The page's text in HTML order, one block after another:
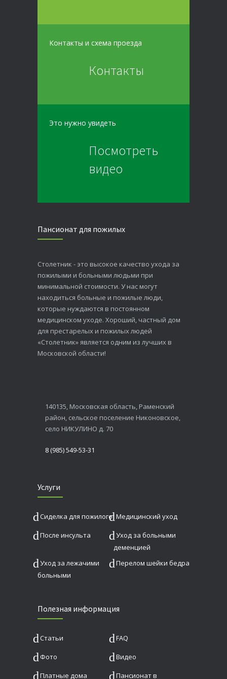
Контакты и схема проезда
Контакты
Это нужно увидеть
Посмотреть
видео
Пансионат для пожилых
Столетник - это высокое качество ухода за
пожилыми и больными людьми при
минимальной стоимости. У нас могут
находиться больные и пожилые люди,
которые нуждаются в постоянном
медицинском уходе. Хороший, частный дом
для престарелых и пожилых людей
«Столетник» является одним из лучших в
Московской области!
140135, Московская область, Раменский
район, сельское поселение Никоновское,
село НИКУЛИНО д. 70
8 (985) 549-53-31
Услуги
Сиделка для пожилого Медицинский уход
После инсульта
Уход за больными
деменцией
Уход за лежачими
больными
Перелом шейки бедра
Полезная информация
Статьи FAQ
Фото Видео
Платные дома Пансионат в